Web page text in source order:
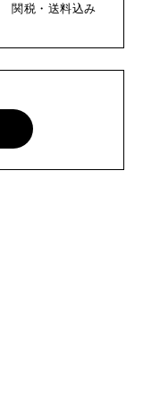
関税・送料込み